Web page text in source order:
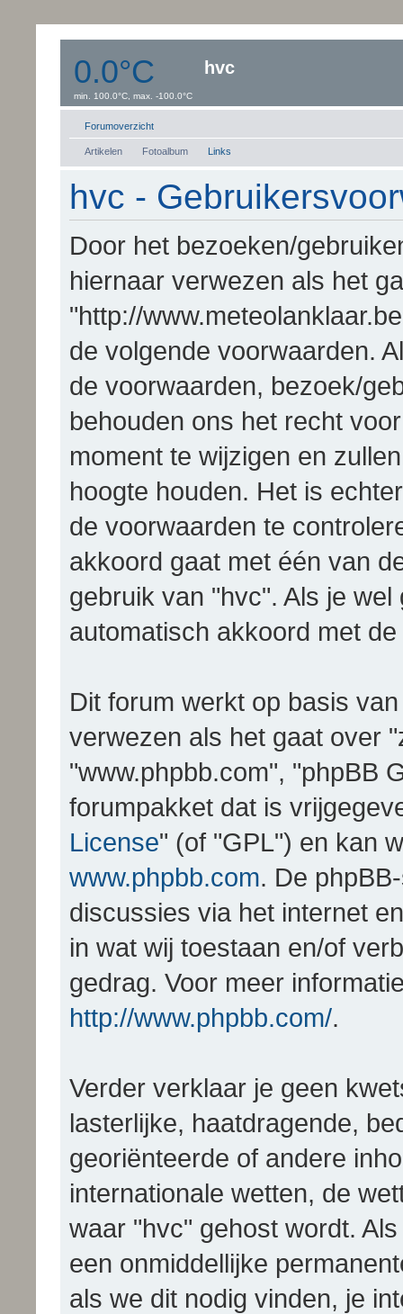
0.0°C
min. 100.0°C, max. -100.0°C
Windsnelheid:0 km/uur
hvc
Forumoverzicht
Artikelen Fotoalbum Links
hvc -
Door het bezoeken/
hiernaar verwezen als het
"http://
de volgende voorwaarden.
de voorwaarden, bezoek/
behouden ons het recht
moment te wijzigen en
hoogte houden. Het is
de voorwaarden te
akkoord gaat met één van
gebruik van "hvc". Als je
automatisch akkoord met
Dit forum werkt op basis
verwezen als het gaat over
"www.phpbb.com", "phpBB
forumpakket dat is
License" (of "GPL") en kan
www.phpbb.com. De
discussies via het internet
in wat wij toestaan en/of
gedrag. Voor meer
http://www.phpbb.com/.
Verder verklaar je geen
lasterlijke, haatdragende,
georiënteerde of andere
internationale wetten, de
waar "hvc" gehost wordt.
een onmiddellijke
als we dit nodig vinden, je